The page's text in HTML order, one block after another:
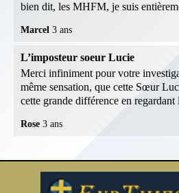
bien dit, les MHFM, je suis
Marcel 3 ans
L’imposteur soeur Lucie
Merci infiniment pour votre
même sensation, que cette Sœur
cette grande différence en
Rose 3 ans